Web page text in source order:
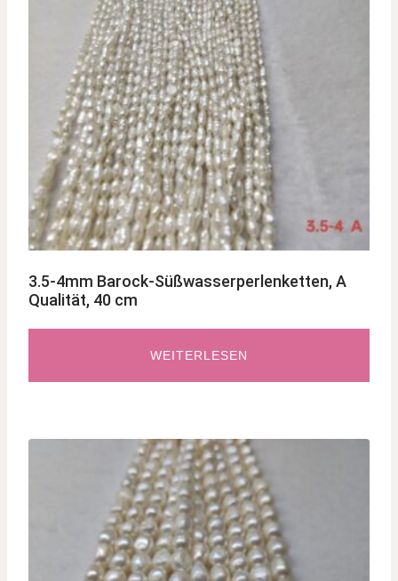
3.5-4mm Barock-Süßwasserperlenketten, A
Qualität, 40 cm
WEITERLESEN